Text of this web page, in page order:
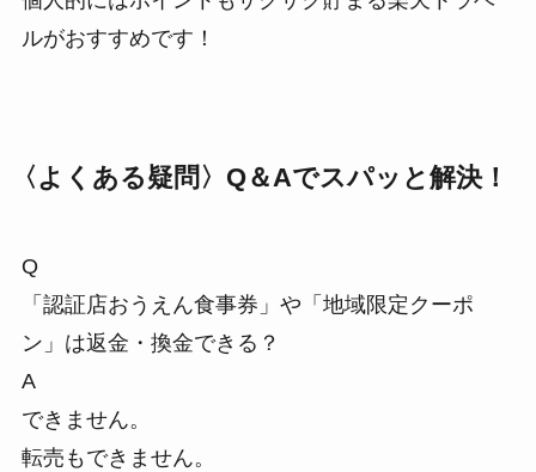
ルがおすすめです！
〈よくある疑問〉Q＆Aでスパッと解決！
Q
「認証店おうえん食事券」や「地域限定クーポ
ン」は返金・換金できる？
A
できません。
転売もできません。